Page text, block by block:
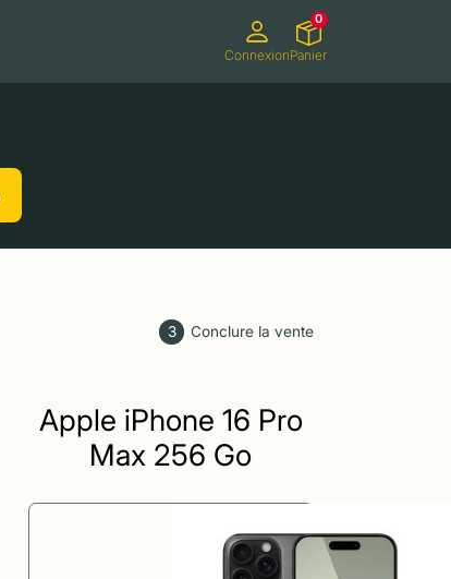
ConnexionPanier
0
3 Conclure la vente
Apple iPhone 16 Pro
Max 256 Go